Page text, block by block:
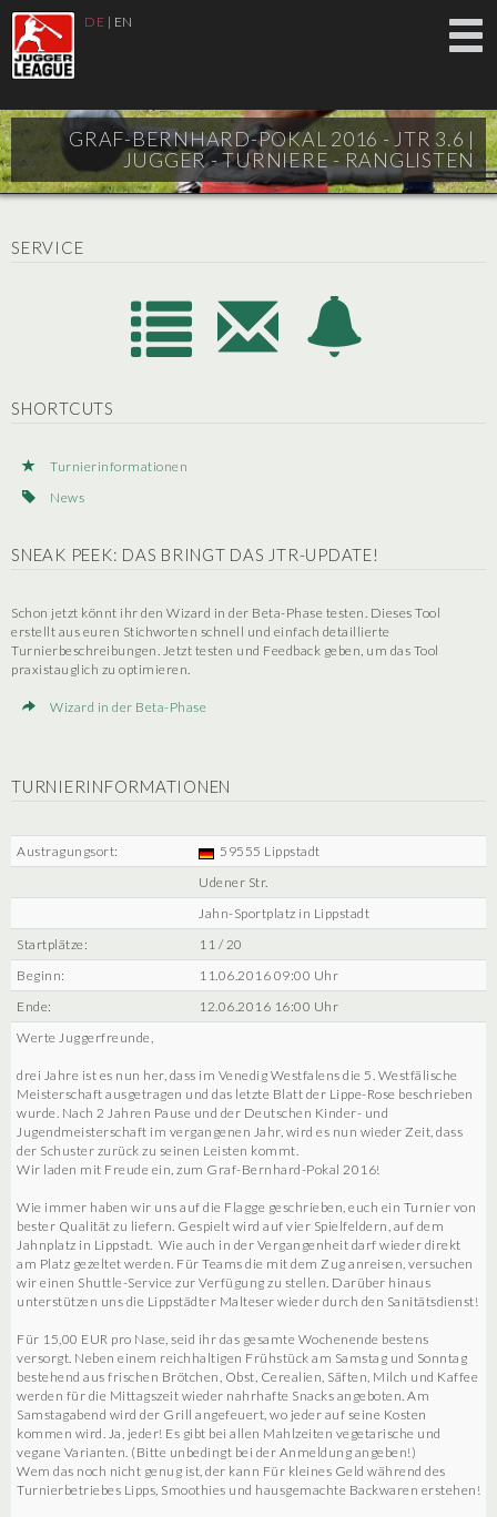
DE | EN
GRAF-BERNHARD-POKAL 2016 - JTR 3.6 |
JUGGER - TURNIERE - RANGLISTEN
SERVICE
SHORTCUTS
Turnierinformationen
News
SNEAK PEEK: DAS BRINGT DAS JTR-UPDATE!
Schon jetzt könnt ihr den Wizard in der Beta-Phase testen. Dieses Tool
erstellt aus euren Stichworten schnell und einfach detaillierte
Turnierbeschreibungen. Jetzt testen und Feedback geben, um das Tool
praxistauglich zu optimieren.
Wizard in der Beta-Phase
TURNIERINFORMATIONEN
Austragungsort:
59555 Lippstadt
Udener Str.
Jahn-Sportplatz in Lippstadt
Startplätze:
11 / 20
Beginn:
11.06.2016 09:00 Uhr
Ende:
12.06.2016 16:00 Uhr
Werte Juggerfreunde,
drei Jahre ist es nun her, dass im Venedig Westfalens die 5. Westfälische
Meisterschaft ausgetragen und das letzte Blatt der Lippe-Rose beschrieben
wurde. Nach 2 Jahren Pause und der Deutschen Kinder- und
Jugendmeisterschaft im vergangenen Jahr, wird es nun wieder Zeit, dass
der Schuster zurück zu seinen Leisten kommt.
Wir laden mit Freude ein, zum Graf-Bernhard-Pokal 2016!
Wie immer haben wir uns auf die Flagge geschrieben, euch ein Turnier von
bester Qualität zu liefern. Gespielt wird auf vier Spielfeldern, auf dem
Jahnplatz in Lippstadt. Wie auch in der Vergangenheit darf wieder direkt
am Platz gezeltet werden. Für Teams die mit dem Zug anreisen, versuchen
wir einen Shuttle-Service zur Verfügung zu stellen. Darüber hinaus
unterstützen uns die Lippstädter Malteser wieder durch den Sanitätsdienst!
Für 15,00 EUR pro Nase, seid ihr das gesamte Wochenende bestens
versorgt. Neben einem reichhaltigen Frühstück am Samstag und Sonntag
bestehend aus frischen Brötchen, Obst, Cerealien, Säften, Milch und Kaffee
werden für die Mittagszeit wieder nahrhafte Snacks angeboten. Am
Samstagabend wird der Grill angefeuert, wo jeder auf seine Kosten
kommen wird. Ja, jeder! Es gibt bei allen Mahlzeiten vegetarische und
vegane Varianten. (Bitte unbedingt bei der Anmeldung angeben!)
Wem das noch nicht genug ist, der kann Für kleines Geld während des
Turnierbetriebes Lipps, Smoothies und hausgemachte Backwaren erstehen!